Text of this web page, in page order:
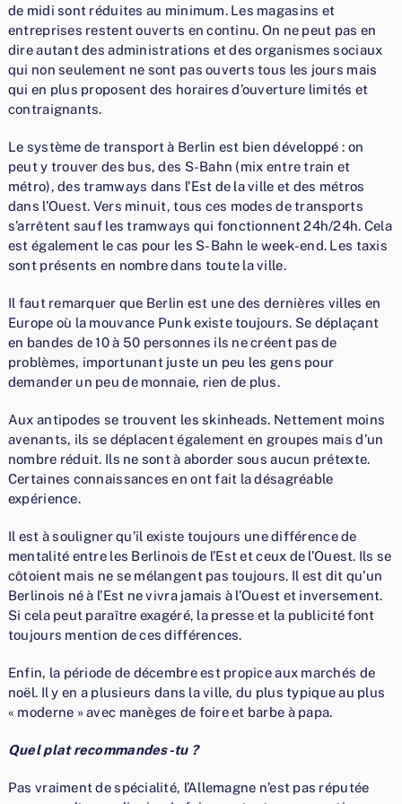
de midi sont réduites au minimum. Les magasins et
entreprises restent ouverts en continu. On ne peut pas en
dire autant des administrations et des organismes sociaux
qui non seulement ne sont pas ouverts tous les jours mais
qui en plus proposent des horaires d’ouverture limités et
contraignants.
Le système de transport à Berlin est bien développé : on
peut y trouver des bus, des S-Bahn (mix entre train et
métro), des tramways dans l’Est de la ville et des métros
dans l’Ouest. Vers minuit, tous ces modes de transports
s’arrêtent sauf les tramways qui fonctionnent 24h/24h. Cela
est également le cas pour les S-Bahn le week-end. Les taxis
sont présents en nombre dans toute la ville.
Il faut remarquer que Berlin est une des dernières villes en
Europe où la mouvance Punk existe toujours. Se déplaçant
en bandes de 10 à 50 personnes ils ne créent pas de
problèmes, importunant juste un peu les gens pour
demander un peu de monnaie, rien de plus.
Aux antipodes se trouvent les skinheads. Nettement moins
avenants, ils se déplacent également en groupes mais d’un
nombre réduit. Ils ne sont à aborder sous aucun prétexte.
Certaines connaissances en ont fait la désagréable
expérience.
Il est à souligner qu’il existe toujours une différence de
mentalité entre les Berlinois de l’Est et ceux de l’Ouest. Ils se
côtoient mais ne se mélangent pas toujours. Il est dit qu’un
Berlinois né à l’Est ne vivra jamais à l’Ouest et inversement.
Si cela peut paraître exagéré, la presse et la publicité font
toujours mention de ces différences.
Enfin, la période de décembre est propice aux marchés de
noël. Il y en a plusieurs dans la ville, du plus typique au plus
« moderne » avec manèges de foire et barbe à papa.
Quel plat recommandes-tu ?
Pas vraiment de spécialité, l’Allemagne n’est pas réputée